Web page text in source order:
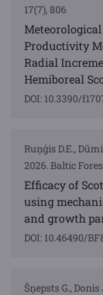
17(7), 806
Productivity
Radial
Hemiboreal
DOI: 10.3390/
Ruņģis D.E.,
2026. Baltic
Efficacy of
using
and growth
DOI: 10.46490/
Šņepsts G.,